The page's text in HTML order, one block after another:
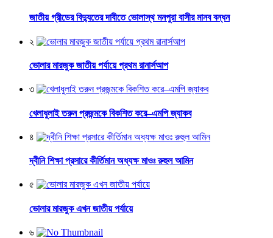
জাতীয় গ্রীডের বিদ্যুতের দাবীতে ভোলাস্থ মনপুরা বাসীর মানব বন্ধন
২
ভোলার মারজুক জাতীয় পর্যায়ে প্রথম রানার্সআপ
৩
খেলাধুলাই তরুন প্রজন্মকে বিকশিত করে–এমপি জ্যাকব
৪
দ্বীনি শিক্ষা প্রসারে কীর্তিমান অধ্যক্ষ মাওঃ রুহুল আমিন
৫
ভোলার মারজুক এখন জাতীয় পর্যায়ে
৬